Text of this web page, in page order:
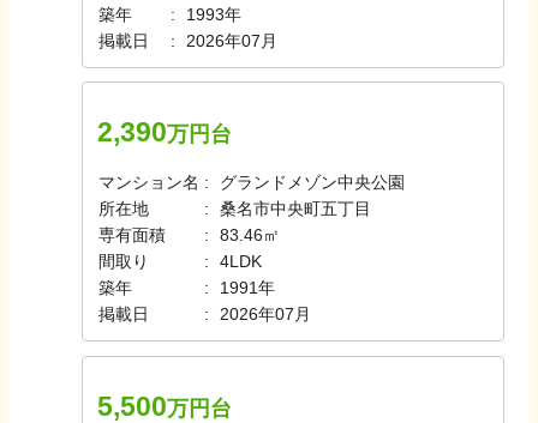
築年
1993年
掲載日
2026年07月
2,390万円台
マンション名
グランドメゾン中央公園
所在地
桑名市中央町五丁目
専有面積
83.46㎡
間取り
4LDK
築年
1991年
掲載日
2026年07月
5,500万円台